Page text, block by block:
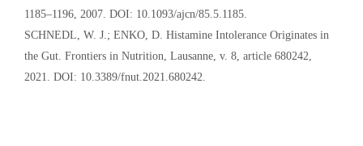
1185–1196, 2007. DOI: 10.1093/ajcn/85.5.1185.
SCHNEDL, W. J.; ENKO, D. Histamine Intolerance Originates in
the Gut. Frontiers in Nutrition, Lausanne, v. 8, article 680242,
2021. DOI: 10.3389/fnut.2021.680242.